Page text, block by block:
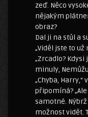
zeď. Něco
nějakým
obraz?
Dal ji na stůl a
„Viděl jste to už
„Zrcadlo?
minuly,
„Chyba,
připomíná?
samotné.
možnost vidět.